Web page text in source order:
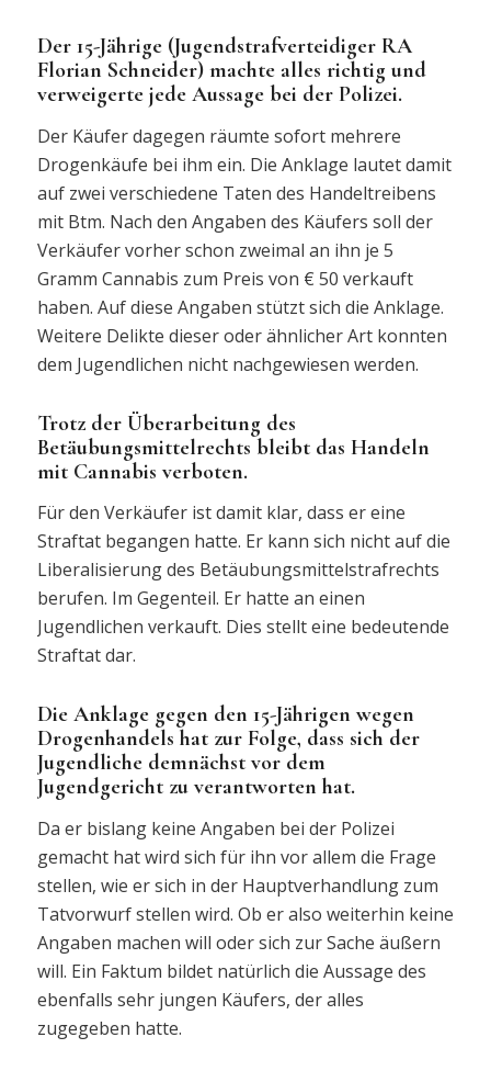
Der 15-Jährige (Jugendstrafverteidiger RA
Florian Schneider) machte alles richtig und
verweigerte jede Aussage bei der Polizei.
Der Käufer dagegen räumte sofort mehrere
Drogenkäufe bei ihm ein. Die Anklage lautet damit
auf zwei verschiedene Taten des Handeltreibens
mit Btm. Nach den Angaben des Käufers soll der
Verkäufer vorher schon zweimal an ihn je 5
Gramm Cannabis zum Preis von € 50 verkauft
haben. Auf diese Angaben stützt sich die Anklage.
Weitere Delikte dieser oder ähnlicher Art konnten
dem Jugendlichen nicht nachgewiesen werden.
Trotz der Überarbeitung des
Betäubungsmittelrechts bleibt das Handeln
mit Cannabis verboten.
Für den Verkäufer ist damit klar, dass er eine
Straftat begangen hatte. Er kann sich nicht auf die
Liberalisierung des Betäubungsmittelstrafrechts
berufen. Im Gegenteil. Er hatte an einen
Jugendlichen verkauft. Dies stellt eine bedeutende
Straftat dar.
Die Anklage gegen den 15-Jährigen wegen
Drogenhandels hat zur Folge, dass sich der
Jugendliche demnächst vor dem
Jugendgericht zu verantworten hat.
Da er bislang keine Angaben bei der Polizei
gemacht hat wird sich für ihn vor allem die Frage
stellen, wie er sich in der Hauptverhandlung zum
Tatvorwurf stellen wird. Ob er also weiterhin keine
Angaben machen will oder sich zur Sache äußern
will. Ein Faktum bildet natürlich die Aussage des
ebenfalls sehr jungen Käufers, der alles
zugegeben hatte.